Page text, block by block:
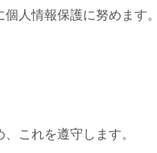
人情報保護に努めます。
これを遵守します。